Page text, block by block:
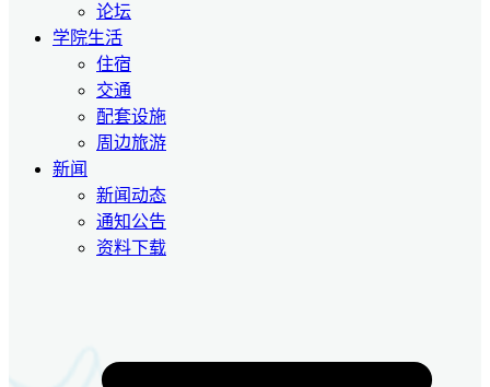
论坛
学院生活
住宿
交通
配套设施
周边旅游
新闻
新闻动态
通知公告
资料下载